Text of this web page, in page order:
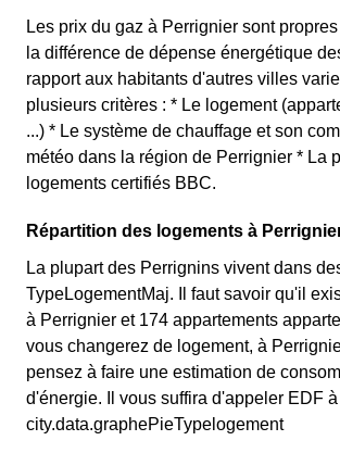
Les prix du gaz à Perrignier sont
la différence de dépense énergétique
rapport aux habitants d'autres villes
plusieurs critères : * Le logement
...) * Le système de chauffage et son
météo dans la région de Perrignier * La
logements certifiés BBC.
Répartition des logements à
La plupart des Perrignins vivent dans
TypeLogementMaj. Il faut savoir qu'il
à Perrignier et 174 appartements
vous changerez de logement, à
pensez à faire une estimation de
d'énergie. Il vous suffira d'appeler EDF
city.data.graphePieTypelogement